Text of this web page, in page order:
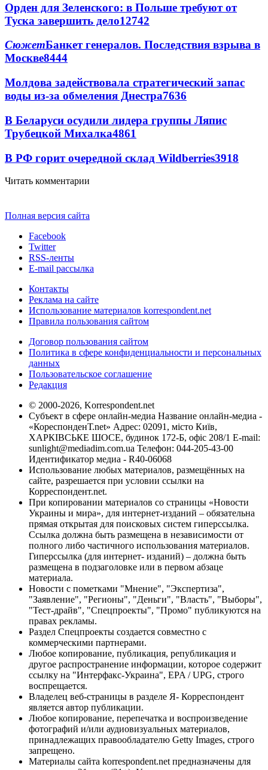
Орден для Зеленского: в Польше требуют от
Туска завершить дело12742
СюжетБанкет генералов. Последствия взрыва в
Москве8444
Молдова задействовала стратегический запас
воды из-за обмеления Днестра7636
В Беларуси осудили лидера группы Ляпис
Трубецкой Михалка4861
В РФ горит очередной склад Wildberries3918
Читать комментарии
Полная версия сайта
Facebook
Twitter
RSS-ленты
E-mail рассылка
Контакты
Реклама на сайте
Использование материалов korrespondent.net
Правила пользования сайтом
Договор пользования сайтом
Политика в сфере конфиденциальности и персональных
данных
Пользовательское соглашение
Редакция
© 2000-2026, Korrespondent.net
Субъект в сфере онлайн-медиа Название онлайн-медиа -
«КореспонденТ.net» Адрес: 02091, місто Київ,
ХАРКІВСЬКЕ ШОСЕ, будинок 172-Б, офіс 208/1 E-mail:
sunlight@mediadim.com.ua Телефон: 044-205-43-00
Идентификатор медиа - R40-06068
Использование любых материалов, размещённых на
сайте, разрешается при условии ссылки на
Корреспондент.net.
При копировании материалов со страницы «Новости
Украины и мира», для интернет-изданий – обязательна
прямая открытая для поисковых систем гиперссылка.
Ссылка должна быть размещена в независимости от
полного либо частичного использования материалов.
Гиперссылка (для интернет- изданий) – должна быть
размещена в подзаголовке или в первом абзаце
материала.
Новости с пометками "Мнение", "Экспертиза",
"Заявление", "Регионы", "Деньги", "Власть", "Выборы",
"Тест-драйв", "Спецпроекты", "Промо" публикуются на
правах рекламы.
Раздел Спецпроекты создается совместно с
коммерческими партнерами.
Любое копирование, публикация, републикация и
другое распространение информации, которое содержит
ссылку на "Интерфакс-Украина", EPA / UPG, строго
воспрещается.
Владелец веб-страницы в разделе Я- Корреспондент
является автор публикации.
Любое копирование, перепечатка и воспроизведение
фотографий и/или аудиовизуальных материалов,
принадлежащих правообладателю Getty Images, строго
запрещено.
Материалы сайта korrespondent.net предназначены для